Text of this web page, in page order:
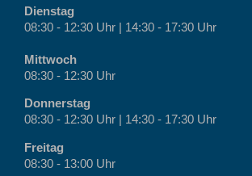
Dienstag
08:30 - 12:30 Uhr | 14:30 - 17:30 Uhr
Mittwoch
08:30 - 12:30 Uhr
Donnerstag
08:30 - 12:30 Uhr | 14:30 - 17:30 Uhr
Freitag
08:30 - 13:00 Uhr